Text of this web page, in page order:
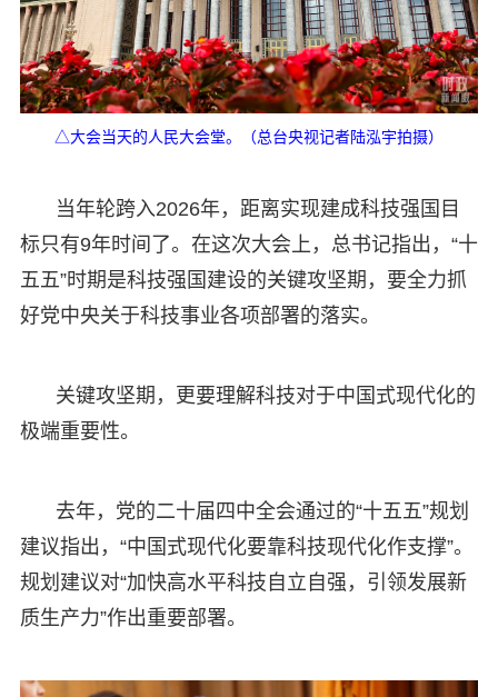
△大会当天的人民大会堂。（总台央视记者陆泓宇拍摄）
当年轮跨入2026年，距离实现建成科技强国目
标只有9年时间了。在这次大会上，总书记指出，“十
五五”时期是科技强国建设的关键攻坚期，要全力抓
好党中央关于科技事业各项部署的落实。
关键攻坚期，更要理解科技对于中国式现代化的
极端重要性。
去年，党的二十届四中全会通过的“十五五”规划
建议指出，“中国式现代化要靠科技现代化作支撑”。
规划建议对“加快高水平科技自立自强，引领发展新
质生产力”作出重要部署。